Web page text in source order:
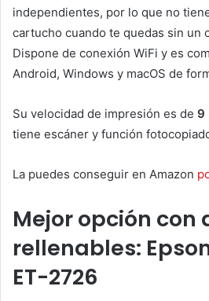
independientes, por lo que no
cartucho cuando te quedas sin un
Dispone de conexión WiFi y es
Android, Windows y macOS de
Su velocidad de impresión es de 9
tiene escáner y función
La puedes conseguir en Amazon
Mejor opción con
rellenables:
ET-2726